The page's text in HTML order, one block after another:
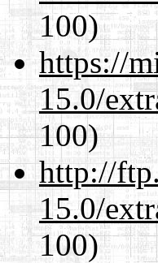
100)
https://
15.0/
100)
http://
15.0/
100)